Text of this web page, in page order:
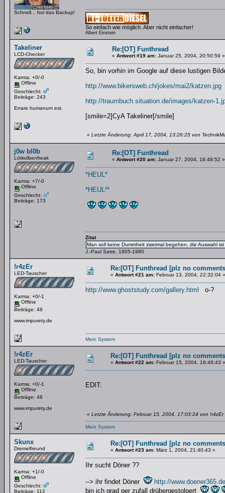
Schnell... hol das Backup!
So einfach wie möglich. Aber nicht einfacher!
Albert Einstein
Takeliner
LCD-Checker
Karma: +0/-0
Offline
Geschlecht:
Beiträge: 243
Errare humanum est.
Re:[OT] Funthread
« Antwort #19 am: Januar 25, 2004, 20:50:59 »
So, bin vorhin im Google auf diese lustigen
http://www.bikersweb.ch/jokes/mai2/katzen.jpg
http://traumbuch.situation.de/images/katzen-
[smile=2]CyA Takeliner[/smile]
« Letzte Änderung: April 17, 2004, 13:26:25 von
j0w bl0b
Lötkolbenfreak
Karma: +7/-0
Offline
Geschlecht:
Beiträge: 173
Re:[OT] Funthread
« Antwort #20 am: Januar 27, 2004, 16:48:52 »
*HEUL*
*HEUL²*
Zitat
Man soll keine Dummheit zweimal begehen, die Auswahl
J.-Paul Satre, 1905-1980
!r4zEr
LED-Tauscher
Karma: +0/-1
Offline
Beiträge: 48
www.impurety.de
Re:[OT] Funthread [plz no
« Antwort #21 am: Februar 13, 2004, 22:32:04 »
http://www.ghoststudy.com/gallery.html o-?
Mein System
!r4zEr
LED-Tauscher
Karma: +0/-1
Offline
Beiträge: 48
www.impurety.de
Re:[OT] Funthread [plz no
« Antwort #22 am: Februar 15, 2004, 16:46:43 »
EDIT:
« Letzte Änderung: Februar 15, 2004, 17:03:24 von !r4zEr
Mein System
Skunx
Dremelfreund
Karma: +1/-0
Offline
Geschlecht:
Beiträge: 112
Re:[OT] Funthread [plz no
« Antwort #23 am: März 1, 2004, 21:40:43 »
Ihr sucht Döner ??
--> ihr findet Döner
http://www.doener365.de
bin ich grad per zufall drübergestolpert